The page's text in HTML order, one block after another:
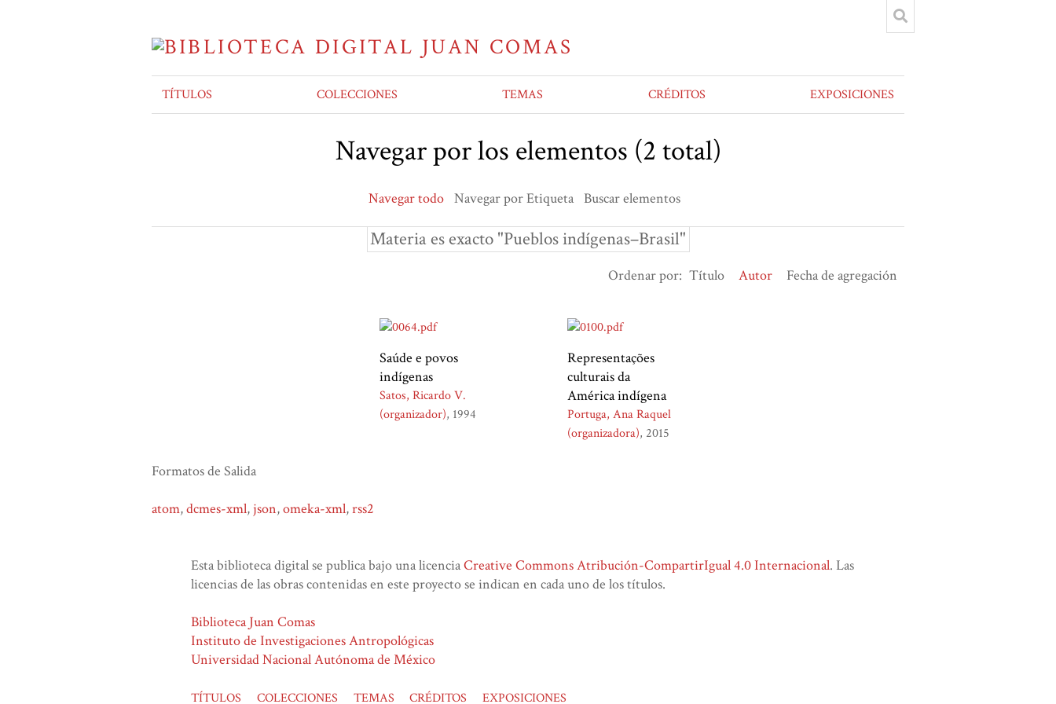
TÍTULOS COLECCIONES TEMAS CRÉDITOS EXPOSICIONES
Navegar por los elementos (2 total)
Navegar todo Navegar por Etiqueta Buscar elementos
Materia es exacto "Pueblos indígenas–Brasil"
Ordenar por: Título Autor Fecha de agregación
Saúde e povos
indígenas
Satos, Ricardo V.
(organizador) 1994
Representações
culturais da
América indígena
Portuga, Ana Raquel
(organizadora) 2015
Formatos de Salida
atom,dcmes-xml, json,omeka-xml,rss2
Esta biblioteca digital se publica bajo una licenciaCreative Commons Atribución-CompartirIgual 4.0 Internacional. Las
licencias de las obras contenidas en este proyecto se indican en cada uno de los títulos.
Biblioteca Juan Comas
Instituto de Investigaciones Antropológicas
Universidad Nacional Autónoma de México
TÍTULOS COLECCIONES TEMAS CRÉDITOS EXPOSICIONES